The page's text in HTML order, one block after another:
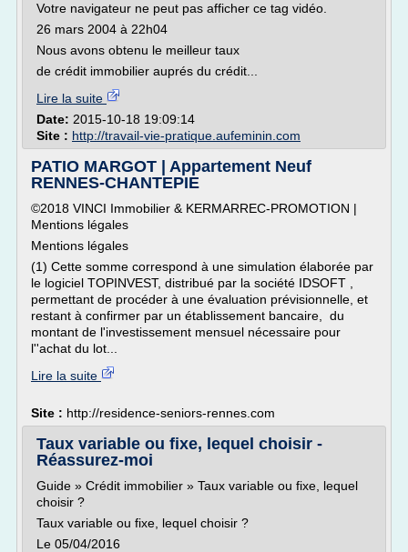
Votre navigateur ne peut pas afficher ce tag vidéo.
26 mars 2004 à 22h04
Nous avons obtenu le meilleur taux
de crédit immobilier auprés du crédit...
Lire la suite
Date: 2015-10-18 19:09:14
Site : http://travail-vie-pratique.aufeminin.com
PATIO MARGOT | Appartement Neuf
RENNES-CHANTEPIE
©2018 VINCI Immobilier & KERMARREC-PROMOTION |
Mentions légales
Mentions légales
(1) Cette somme correspond à une simulation élaborée par
le logiciel TOPINVEST, distribué par la société IDSOFT ,
permettant de procéder à une évaluation prévisionnelle, et
restant à confirmer par un établissement bancaire, du
montant de l'investissement mensuel nécessaire pour
l''achat du lot...
Lire la suite
Site : http://residence-seniors-rennes.com
Taux variable ou fixe, lequel choisir -
Réassurez-moi
Guide » Crédit immobilier » Taux variable ou fixe, lequel
choisir ?
Taux variable ou fixe, lequel choisir ?
Le 05/04/2016